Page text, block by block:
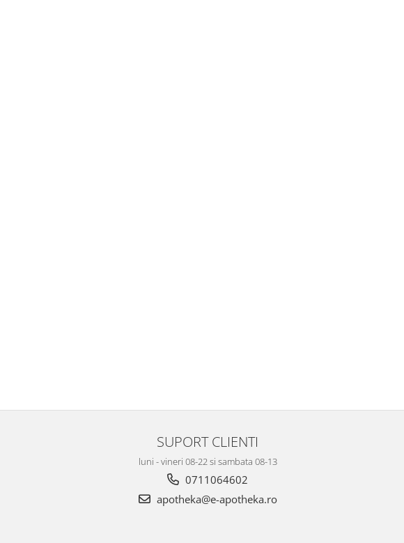
SUPORT CLIENTI
luni - vineri 08-22 si sambata 08-13
0711064602
apotheka@e-apotheka.ro